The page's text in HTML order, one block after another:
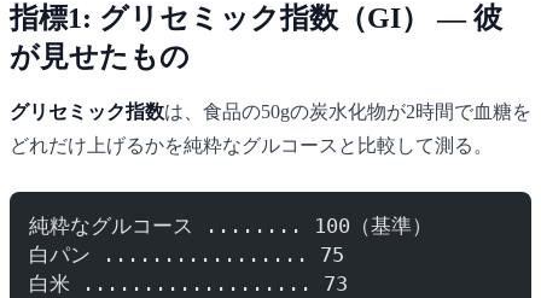
指標1: グリセミック指数（GI） — 彼
が見せたもの
グリセミック指数は、食品の50gの炭水化物が2時間で血糖を
どれだけ上げるかを純粋なグルコースと比較して測る。
純粋なグルコース ........ 100（基準）
白パン ................. 75
白米 ................... 73